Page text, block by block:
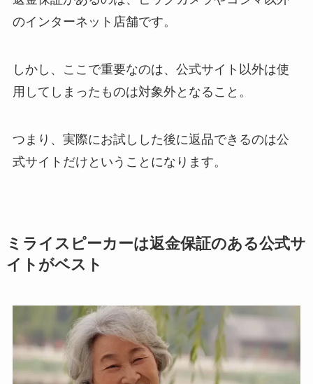
のインターネット店舗です。
しかし、ここで重要なのは、公式サイト以外は使
用してしまったものは対象外となること。
つまり、実際にお試しした後に返品できるのは公
式サイトだけということになります。
ミライスピーカーは返金保証のある公式サ
イトがベスト